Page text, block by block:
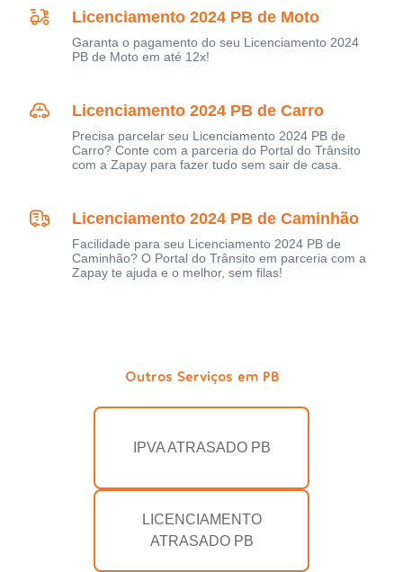
Licenciamento 2024 PB de Moto
Garanta o pagamento do seu Licenciamento 2024
PB de Moto em até 12x!
Licenciamento 2024 PB de Carro
Precisa parcelar seu Licenciamento 2024 PB de
Carro? Conte com a parceria do Portal do Trânsito
com a Zapay para fazer tudo sem sair de casa.
Licenciamento 2024 PB de Caminhão
Facilidade para seu Licenciamento 2024 PB de
Caminhão? O Portal do Trânsito em parceria com a
Zapay te ajuda e o melhor, sem filas!
Outros Serviços em PB
IPVA ATRASADO PB
LICENCIAMENTO
ATRASADO PB